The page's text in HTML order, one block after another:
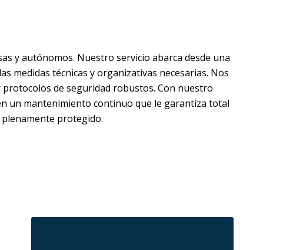
y autónomos. Nuestro servicio abarca desde una
medidas técnicas y organizativas necesarias. Nos
de seguridad robustos. Con nuestro
un mantenimiento continuo que le garantiza total
protegido.